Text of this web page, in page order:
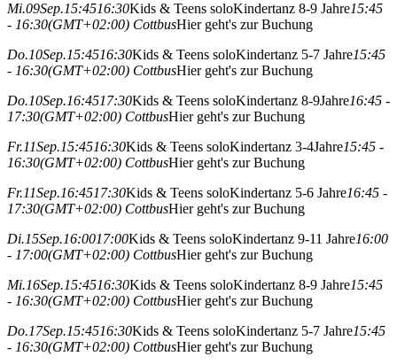
Mi.09Sep.15:4516:30Kids & Teens soloKindertanz 8-9 Jahre15:45
- 16:30(GMT+02:00) CottbusHier geht's zur Buchung
Do.10Sep.15:4516:30Kids & Teens soloKindertanz 5-7 Jahre15:45
- 16:30(GMT+02:00) CottbusHier geht's zur Buchung
Do.10Sep.16:4517:30Kids & Teens soloKindertanz 8-9Jahre16:45 -
17:30(GMT+02:00) CottbusHier geht's zur Buchung
Fr.11Sep.15:4516:30Kids & Teens soloKindertanz 3-4Jahre15:45 -
16:30(GMT+02:00) CottbusHier geht's zur Buchung
Fr.11Sep.16:4517:30Kids & Teens soloKindertanz 5-6 Jahre16:45 -
17:30(GMT+02:00) CottbusHier geht's zur Buchung
Di.15Sep.16:0017:00Kids & Teens soloKindertanz 9-11 Jahre16:00
- 17:00(GMT+02:00) CottbusHier geht's zur Buchung
Mi.16Sep.15:4516:30Kids & Teens soloKindertanz 8-9 Jahre15:45
- 16:30(GMT+02:00) CottbusHier geht's zur Buchung
Do.17Sep.15:4516:30Kids & Teens soloKindertanz 5-7 Jahre15:45
- 16:30(GMT+02:00) CottbusHier geht's zur Buchung